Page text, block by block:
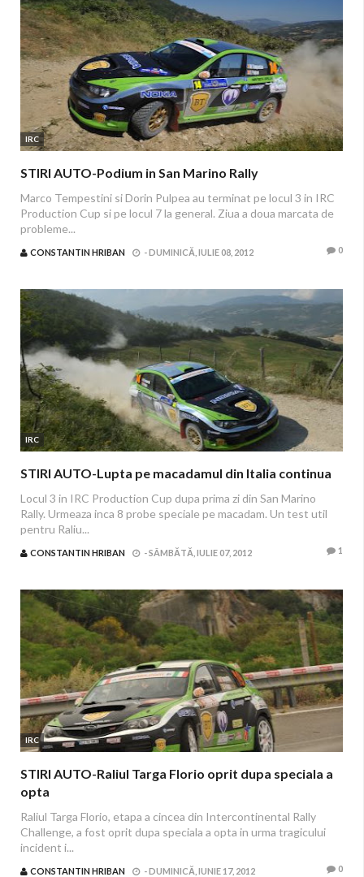
IRC
STIRI AUTO-Podium in San Marino Rally
Marco Tempestini si Dorin Pulpea au terminat pe locul 3 in IRC
Production Cup si pe locul 7 la general. Ziua a doua marcata de
probleme...
CONSTANTIN HRIBAN -DUMINICĂ, IULIE 08, 2012 0
IRC
STIRI AUTO-Lupta pe macadamul din Italia continua
Locul 3 in IRC Production Cup dupa prima zi din San Marino
Rally. Urmeaza inca 8 probe speciale pe macadam. Un test util
pentru Raliu...
CONSTANTIN HRIBAN -SÂMBĂTĂ, IULIE 07, 2012 1
IRC
STIRI AUTO-Raliul Targa Florio oprit dupa speciala a
opta
Raliul Targa Florio, etapa a cincea din Intercontinental Rally
Challenge, a fost oprit dupa speciala a opta in urma tragicului
incident i...
CONSTANTIN HRIBAN -DUMINICĂ, IUNIE 17, 2012 0